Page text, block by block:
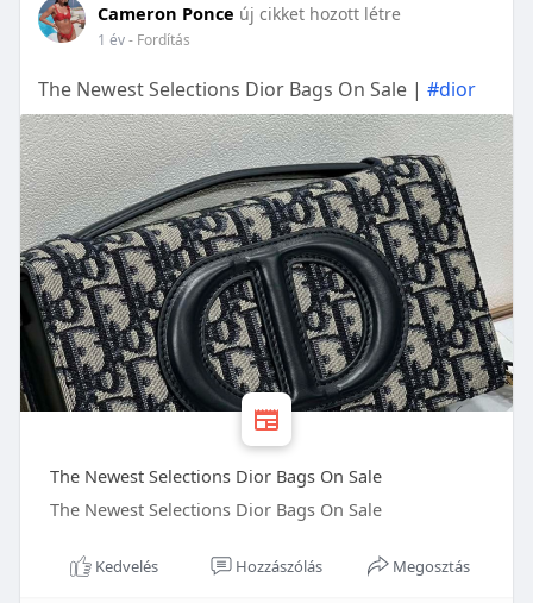
Cameron Ponce új cikket hozott létre
1 év- Fordítás
The Newest Selections Dior Bags On Sale | #dior
The Newest Selections Dior Bags On Sale
The Newest Selections Dior Bags On Sale
Kedvelés Hozzászólás Megosztás